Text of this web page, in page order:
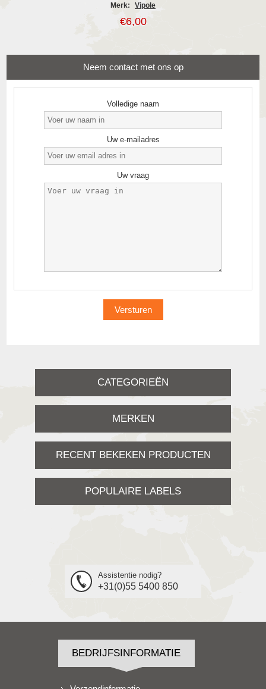
Merk:
Vipole
€6,00
Neem contact met ons op
Volledige naam
Uw e-mailadres
Uw vraag
CATEGORIEËN
MERKEN
RECENT BEKEKEN PRODUCTEN
POPULAIRE LABELS
Assistentie nodig?
+31(0)55 5400 850
BEDRIJFSINFORMATIE